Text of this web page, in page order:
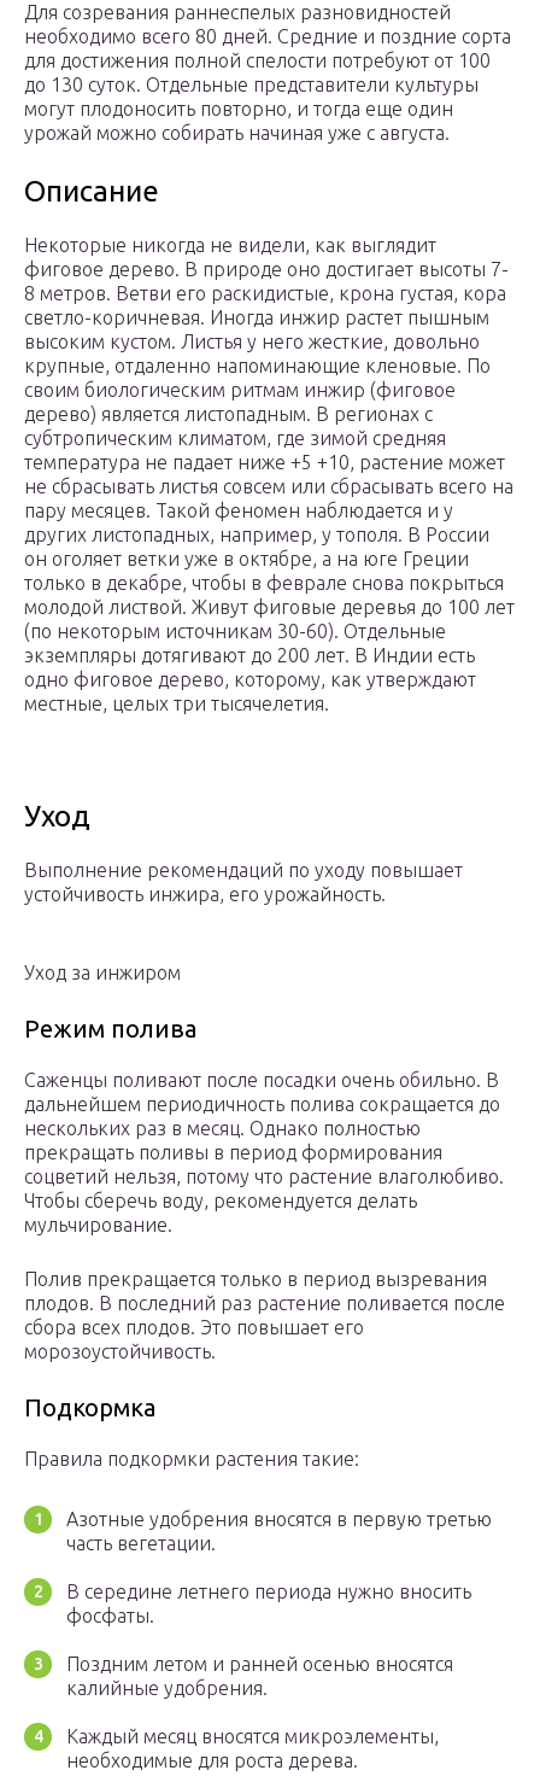
Для созревания раннеспелых разновидностей
необходимо всего 80 дней. Средние и поздние сорта
для достижения полной спелости потребуют от 100
до 130 суток. Отдельные представители культуры
могут плодоносить повторно, и тогда еще один
урожай можно собирать начиная уже с августа.
Описание
Некоторые никогда не видели, как выглядит
фиговое дерево. В природе оно достигает высоты 7-
8 метров. Ветви его раскидистые, крона густая, кора
светло-коричневая. Иногда инжир растет пышным
высоким кустом. Листья у него жесткие, довольно
крупные, отдаленно напоминающие кленовые. По
своим биологическим ритмам инжир (фиговое
дерево) является листопадным. В регионах с
субтропическим климатом, где зимой средняя
температура не падает ниже +5 +10, растение может
не сбрасывать листья совсем или сбрасывать всего на
пару месяцев. Такой феномен наблюдается и у
других листопадных, например, у тополя. В России
он оголяет ветки уже в октябре, а на юге Греции
только в декабре, чтобы в феврале снова покрыться
молодой листвой. Живут фиговые деревья до 100 лет
(по некоторым источникам 30-60). Отдельные
экземпляры дотягивают до 200 лет. В Индии есть
одно фиговое дерево, которому, как утверждают
местные, целых три тысячелетия.
Уход
Выполнение рекомендаций по уходу повышает
устойчивость инжира, его урожайность.
Уход за инжиром
Режим полива
Саженцы поливают после посадки очень обильно. В
дальнейшем периодичность полива сокращается до
нескольких раз в месяц. Однако полностью
прекращать поливы в период формирования
соцветий нельзя, потому что растение влаголюбиво.
Чтобы сберечь воду, рекомендуется делать
мульчирование.
Полив прекращается только в период вызревания
плодов. В последний раз растение поливается после
сбора всех плодов. Это повышает его
морозоустойчивость.
Подкормка
Правила подкормки растения такие:
Азотные удобрения вносятся в первую третью
часть вегетации.
В середине летнего периода нужно вносить
фосфаты.
Поздним летом и ранней осенью вносятся
калийные удобрения.
Каждый месяц вносятся микроэлементы,
необходимые для роста дерева.